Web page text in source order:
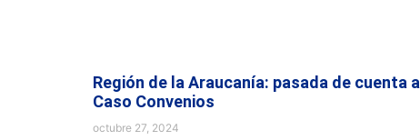
Región de la Araucanía: pasada de cuenta a
Caso Convenios
octubre 27, 2024